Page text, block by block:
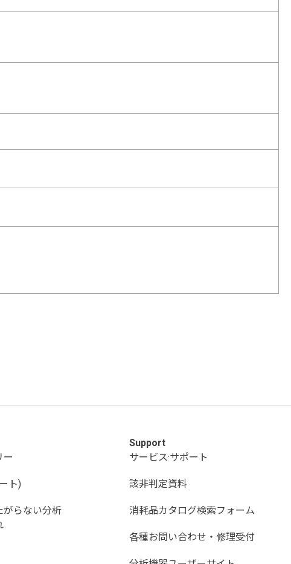
ー
ト)
がらない分析
Support
サービス·サポート
該非判定資料
消耗品カタログ検索フォーム
各種お問い合わせ・修理受付